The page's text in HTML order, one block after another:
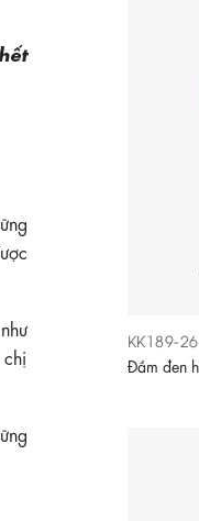
KK189-08
Đầm hoa